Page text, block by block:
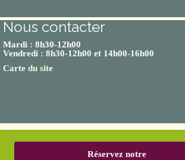
Nous contacter
Mardi : 8h30-12h00
Vendredi : 8h30-12h00 et 14h00-16h00
Carte du site
Réservez notre